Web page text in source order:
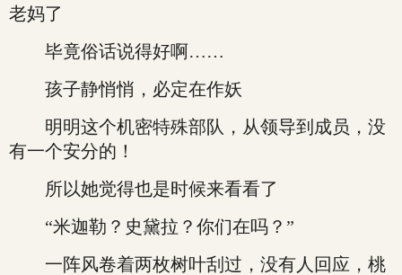
老妈了
毕竟俗话说得好啊……
孩子静悄悄，必定在作妖
明明这个机密特殊部队，从领导到成员，没
有一个安分的！
所以她觉得也是时候来看看了
“米迦勒？史黛拉？你们在吗？”
一阵风卷着两枚树叶刮过，没有人回应，桃